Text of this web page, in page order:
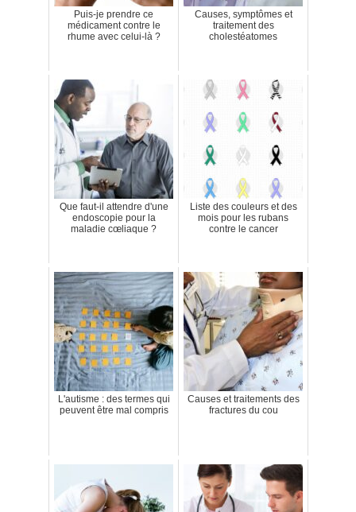
Puis-je prendre ce
médicament contre le
rhume avec celui-là ?
Causes, symptômes et
traitement des
cholestéatomes
Que faut-il attendre d'une
endoscopie pour la
maladie cœliaque ?
Liste des couleurs et des
mois pour les rubans
contre le cancer
L'autisme : des termes qui
peuvent être mal compris
Causes et traitements des
fractures du cou